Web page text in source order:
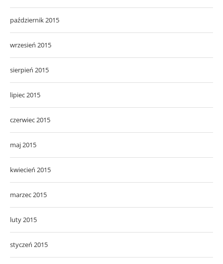
październik 2015
wrzesień 2015
sierpień 2015
lipiec 2015
czerwiec 2015
maj 2015
kwiecień 2015
marzec 2015
luty 2015
styczeń 2015